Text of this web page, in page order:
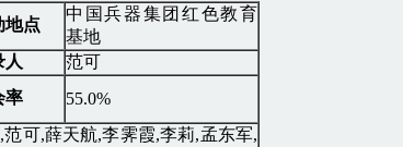
地点
中国兵器集团红色教育
基地
人
范可
率 55.0%
可,薛天航,李霁霞,李莉,孟东军,